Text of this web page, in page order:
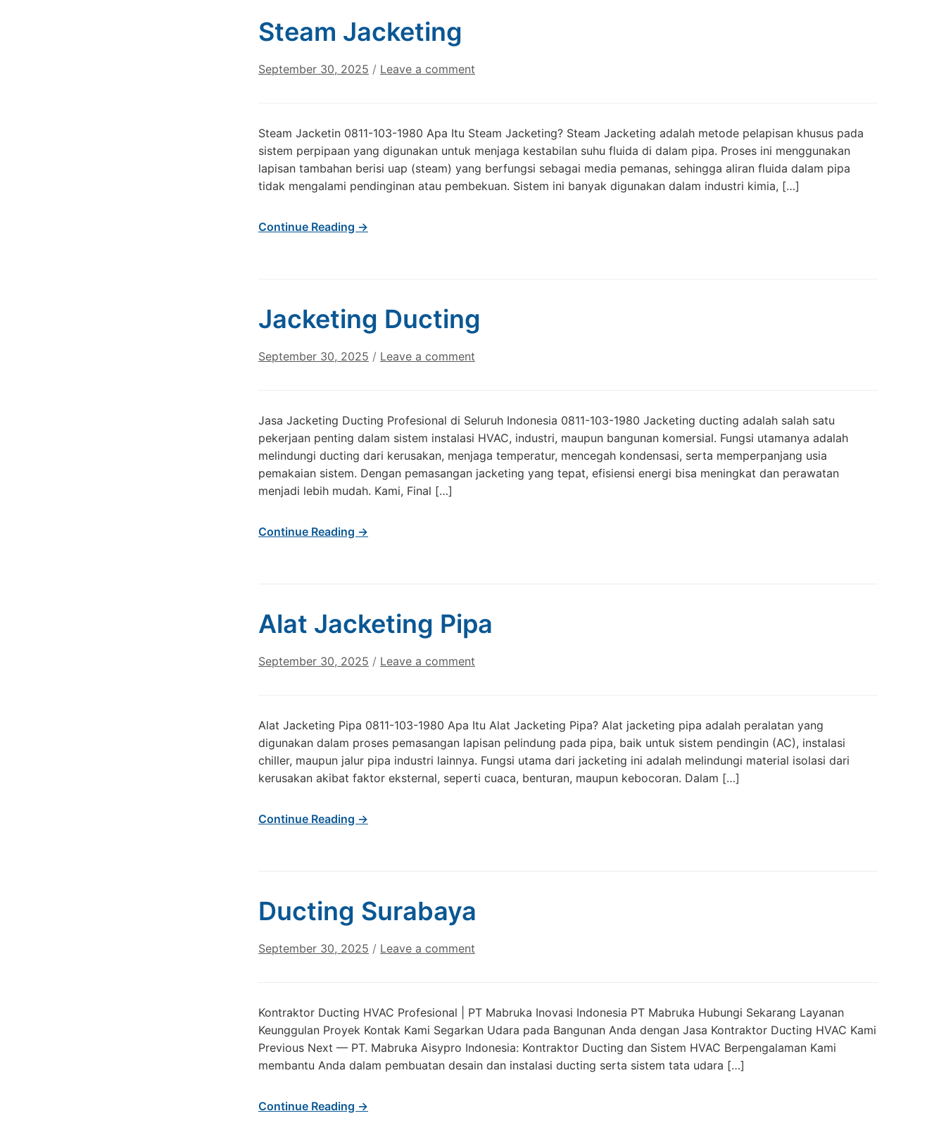
Steam Jacketing
September 30, 2025 / Leave a comment
Steam Jacketin 0811-103-1980 Apa Itu Steam Jacketing? Steam Jacketing adalah metode pelapisan khusus pada
sistem perpipaan yang digunakan untuk menjaga kestabilan suhu fluida di dalam pipa. Proses ini menggunakan
lapisan tambahan berisi uap (steam) yang berfungsi sebagai media pemanas, sehingga aliran fluida dalam pipa
tidak mengalami pendinginan atau pembekuan. Sistem ini banyak digunakan dalam industri kimia, […]
Continue Reading →
Jacketing Ducting
September 30, 2025 / Leave a comment
Jasa Jacketing Ducting Profesional di Seluruh Indonesia 0811-103-1980 Jacketing ducting adalah salah satu
pekerjaan penting dalam sistem instalasi HVAC, industri, maupun bangunan komersial. Fungsi utamanya adalah
melindungi ducting dari kerusakan, menjaga temperatur, mencegah kondensasi, serta memperpanjang usia
pemakaian sistem. Dengan pemasangan jacketing yang tepat, efisiensi energi bisa meningkat dan perawatan
menjadi lebih mudah. Kami, Final […]
Continue Reading →
Alat Jacketing Pipa
September 30, 2025 / Leave a comment
Alat Jacketing Pipa 0811-103-1980 Apa Itu Alat Jacketing Pipa? Alat jacketing pipa adalah peralatan yang
digunakan dalam proses pemasangan lapisan pelindung pada pipa, baik untuk sistem pendingin (AC), instalasi
chiller, maupun jalur pipa industri lainnya. Fungsi utama dari jacketing ini adalah melindungi material isolasi dari
kerusakan akibat faktor eksternal, seperti cuaca, benturan, maupun kebocoran. Dalam […]
Continue Reading →
Ducting Surabaya
September 30, 2025 / Leave a comment
Kontraktor Ducting HVAC Profesional | PT Mabruka Inovasi Indonesia PT Mabruka Hubungi Sekarang Layanan
Keunggulan Proyek Kontak Kami Segarkan Udara pada Bangunan Anda dengan Jasa Kontraktor Ducting HVAC Kami
Previous Next — PT. Mabruka Aisypro Indonesia: Kontraktor Ducting dan Sistem HVAC Berpengalaman Kami
membantu Anda dalam pembuatan desain dan instalasi ducting serta sistem tata udara […]
Continue Reading →